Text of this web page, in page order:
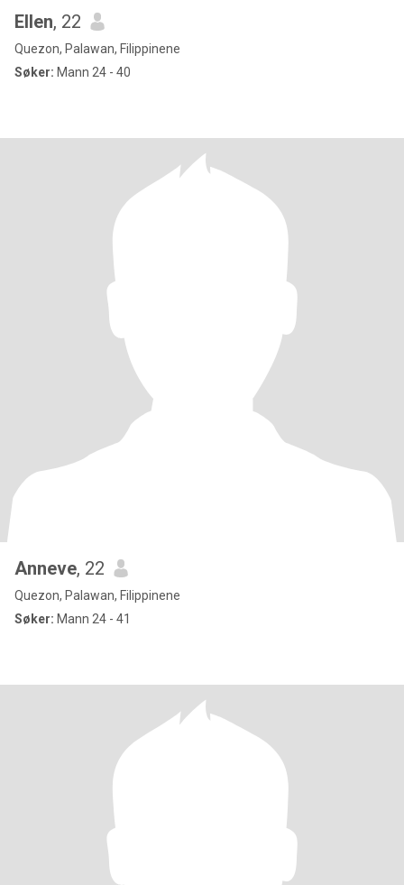
Ellen, 22
Quezon, Palawan, Filippinene
Søker: Mann 24 - 40
Anneve, 22
Quezon, Palawan, Filippinene
Søker: Mann 24 - 41